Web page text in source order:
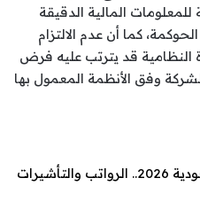
المالية الدقيقة
كما أن عدم الالتزام
النظامية قد يترتب عليه فرض
وفق الأنظمة المعمول بها
دليل المصريين المقيمين بالسعودية 2026.. الرواتب والتأشيرات